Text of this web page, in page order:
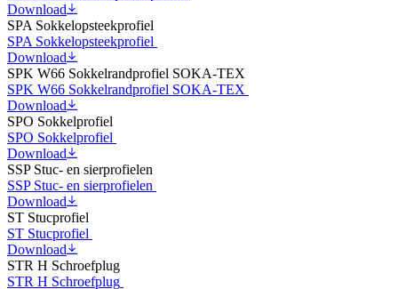
Download
SPA Sokkelopsteekprofiel
SPA Sokkelopsteekprofiel
Download
SPK W66 Sokkelrandprofiel SOKA-TEX
SPK W66 Sokkelrandprofiel SOKA-TEX
Download
SPO Sokkelprofiel
SPO Sokkelprofiel
Download
SSP Stuc- en sierprofielen
SSP Stuc- en sierprofielen
Download
ST Stucprofiel
ST Stucprofiel
Download
STR H Schroefplug
STR H Schroefplug